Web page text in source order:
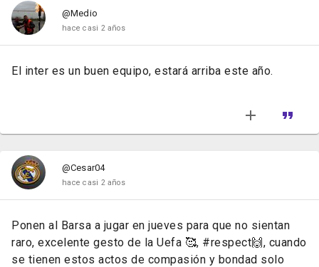
@Medio
hace casi 2 años
El inter es un buen equipo, estará arriba este año.
@Cesar04
hace casi 2 años
Ponen al Barsa a jugar en jueves para que no sientan
raro, excelente gesto de la Uefa 🥰, #respect🙌, cuando
se tienen estos actos de compasión y bondad solo